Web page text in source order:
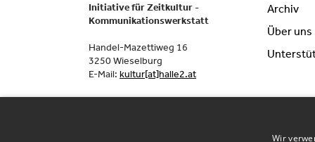
Initiative für Zeitkultur -
Kommunikationswerkstatt
Handel-Mazettiweg 16
3250 Wieselburg
E-Mail: kultur[at]halle2.at
Archiv
Über uns
Wir